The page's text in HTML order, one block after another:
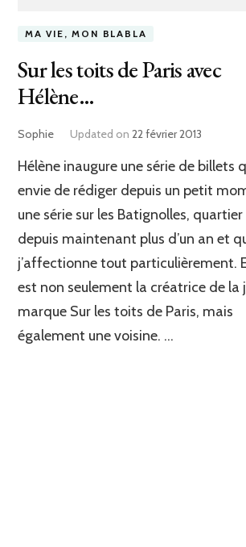
MA VIE, MON BLABLA
Sur les toits de Paris avec
Hélène…
Sophie Updated on 22 février 2013
Hélène inaugure une série de billets
envie de rédiger depuis un petit
une série sur les Batignolles, quartier
depuis maintenant plus d’un an et
j’affectionne tout particulièrement.
est non seulement la créatrice de la
marque Sur les toits de Paris, mais
également une voisine. …